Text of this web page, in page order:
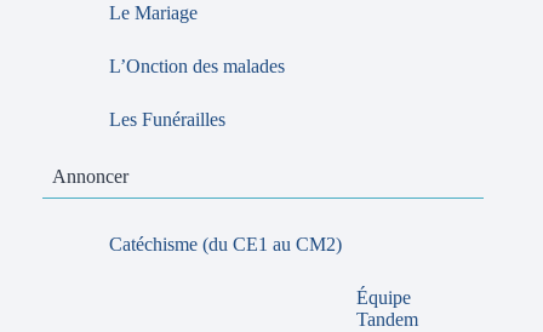
Le Mariage
L’Onction des malades
Les Funérailles
Annoncer
Catéchisme (du CE1 au CM2)
Équipe
Tandem